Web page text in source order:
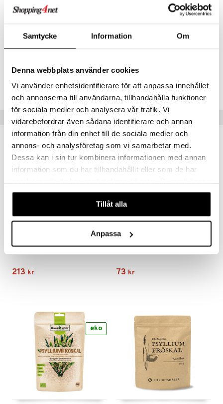
Samtycke Information Om
Denna webbplats använder cookies
Vi använder enhetsidentifierare för att anpassa innehållet
och annonserna till användarna, tillhandahålla funktioner
för sociala medier och analysera vår trafik. Vi
vidarebefordrar även sådana identifierare och annan
information från din enhet till de sociala medier och
annons- och analysföretag som vi samarbetar med.
Dessa kan i sin tur kombinera informationen med annan
information som du har tillhandahållit eller som de har
våra cookies vid fortsatt användande av vår webbplats.
Tillåt alla
Anpassa
Levande bakteriestammar
*DRI = Dagligt referensintag
Artikelnr
Lägsta pris senaste 30 dagarna: 239 kr
Populära produkter
Holistic Psylliumfröskal
213 kr
Ledins Hälsomål
73 kr
eko